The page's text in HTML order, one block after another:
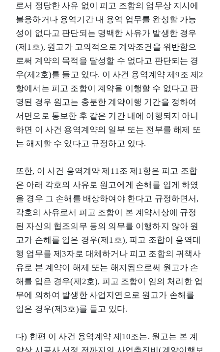
로서 정당한 사유 없이 피고 조합의 업무상 지시에
불응하거나 용역기간 내 용역 업무를 완성할 가능
성이 없다고 판단되는 명백한 사유가 발생한 경우
(제1호), 원고가 고의적으로 계약조건을 위반함으
로써 계약의 목적을 달성할 수 없다고 판단되는 경
우(제2호)를 들고 있다. 이 사건 용역계약 제9조 제2
항에서는 피고 조합이 계약을 이행할 수 없다고 판
명된 경우 원고는 충분한 계약이행 기간을 정하여
서면으로 통보한 후 같은 기간 내에 이행되지 아니
하면 이 사건 용역계약의 일부 또는 전부를 해제 또
는 해지할 수 있다고 규정하고 있다.
또한, 이 사건 용역계약 제11조 제1항은 피고 조합
은 아래 각호의 사유로 원고에게 손해를 입게 하였
을 경우 그 손해를 배상하여야 한다고 규정하면서,
각호의 사유로서 피고 조합이 본 계약서상에 규정
된 자신의 협조의무 등의 의무를 이행하지 않아 원
고가 손해를 입은 경우(제1호), 피고 조합이 용역대
행 업무를 제3자로 대체하거나 피고 조합의 귀책사
유로 본 계약이 해제 또는 해지됨으로써 원고가 손
해를 입은 경우(제2호), 피고 조합이 임의 처리한 업
무에 의하여 발생한 사업지연으로 원고가 손해를
입은 경우(제3호)를 들고 있다.
다) 한편 이 사건 용역계약 제10조는, 원고는 본 계
약상 시공사 선정 전까지의 사업추진비(계약이행보